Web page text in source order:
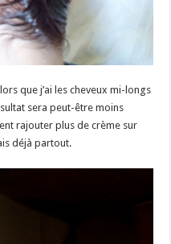
que j’ai les cheveux mi-longs
sera peut-être moins
rajouter plus de crème sur
déjà partout.